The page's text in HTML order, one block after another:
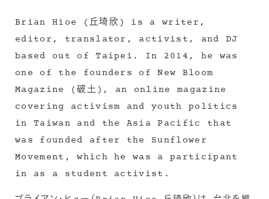
Brian Hioe (丘琦欣) is a writer,
editor, translator, activist, and DJ
based out of Taipei. In 2014, he was
one of the founders of New Bloom
Magazine (破土), an online magazine
covering activism and youth politics
in Taiwan and the Asia Pacific that
was founded after the Sunflower
Movement, which he was a participant
in as a student activist.